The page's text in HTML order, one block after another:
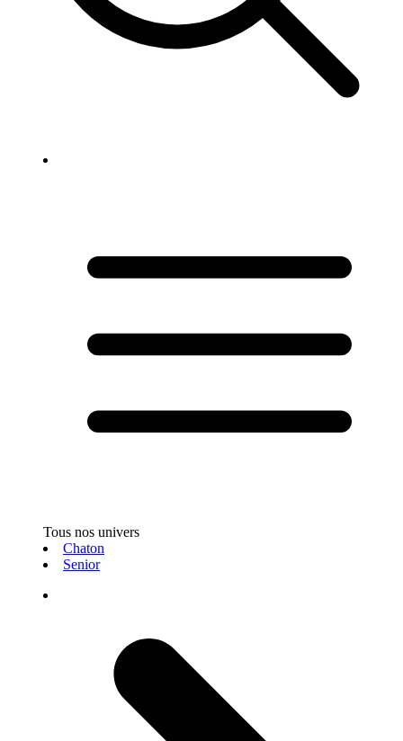
Tous nos univers
Chaton
Senior